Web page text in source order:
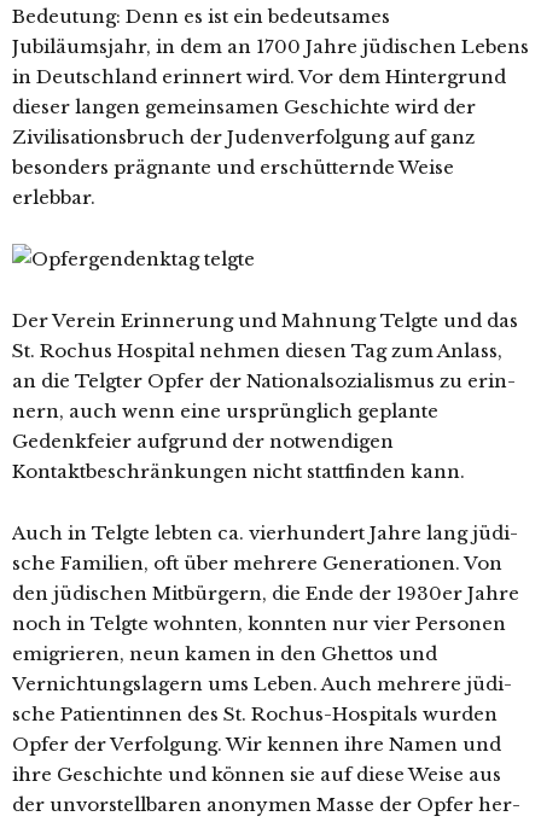
Bedeutung: Denn es ist ein bedeut­sa­mes
Jubiläumsjahr, in dem an 1700 Jahre jüdi­schen Lebens
in Deutschland erin­nert wird. Vor dem Hintergrund
die­ser lan­gen gemein­sa­men Geschichte wird der
Zivilisationsbruch der Judenverfolgung auf ganz
beson­ders prä­gnan­te und erschüt­tern­de Weise
erlebbar.
Der Verein Erinnerung und Mahnung Telgte und das
St. Rochus Hospital neh­men die­sen Tag zum Anlass,
an die Telgter Opfer der Nationalsozialismus zu erin­
nern, auch wenn eine ursprüng­lich geplan­te
Gedenkfeier auf­grund der not­wen­di­gen
Kontaktbeschränkungen nicht statt­fin­den kann.
Auch in Telgte leb­ten ca. vier­hun­dert Jahre lang jüdi­
sche Familien, oft über meh­re­re Generationen. Von
den jüdi­schen Mitbürgern, die Ende der 1930er Jahre
noch in Telgte wohn­ten, konn­ten nur vier Personen
emi­grie­ren, neun kamen in den Ghettos und
Vernichtungslagern ums Leben. Auch meh­re­re jüdi­
sche Patientinnen des St. Rochus-Hospitals wur­den
Opfer der Verfolgung. Wir ken­nen ihre Namen und
ihre Geschichte und kön­nen sie auf die­se Weise aus
der unvor­stell­ba­ren anony­men Masse der Opfer her­